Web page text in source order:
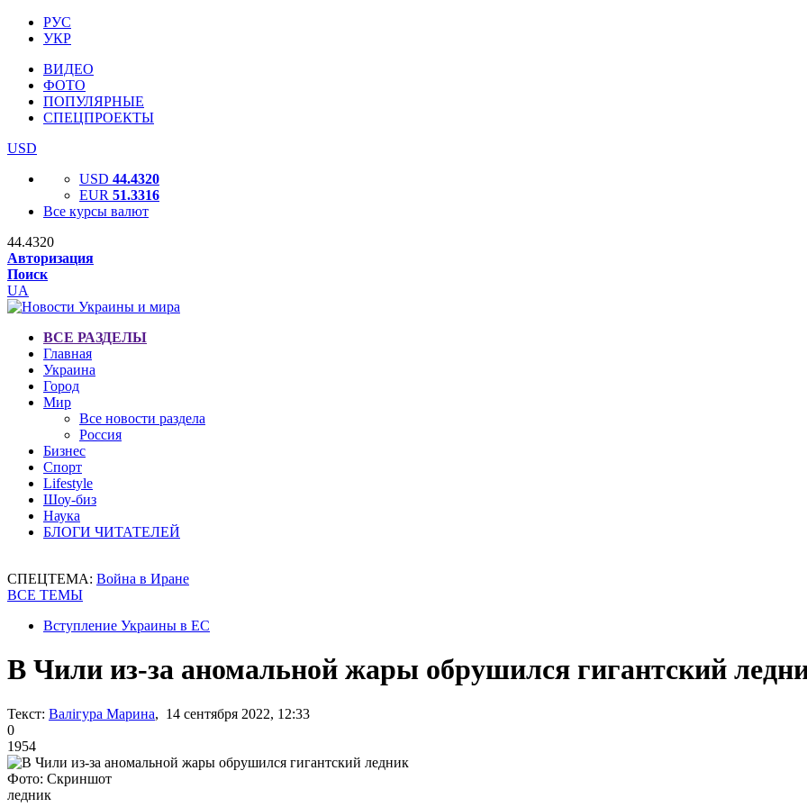
РУС
УКР
ВИДЕО
ФОТО
ПОПУЛЯРНЫЕ
СПЕЦПРОЕКТЫ
USD
USD 44.4320
EUR 51.3316
Все курсы валют
44.4320
Авторизация
Поиск
UA
ВСЕ РАЗДЕЛЫ
Главная
Украина
Город
Мир
Все новости раздела
Россия
Бизнес
Спорт
Lifestyle
Шоу-биз
Наука
БЛОГИ ЧИТАТЕЛЕЙ
СПЕЦТЕМА: Война в Иране
ВСЕ ТЕМЫ
Вступление Украины в ЕС
В Чили из-за аномальной жары обрушился гигантский
Текст: Валігура Марина, 14 сентября 2022, 12:33
0
1954
Фото: Скриншот
ледник